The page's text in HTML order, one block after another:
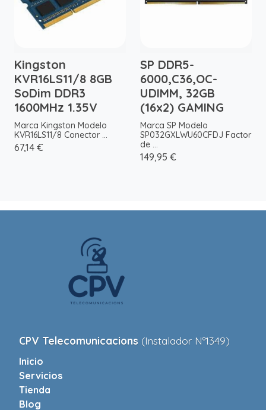
Kingston
KVR16LS11/8 8GB
SoDim DDR3
1600MHz 1.35V
Marca Kingston Modelo
KVR16LS11/8 Conector ...
67,14 €
SP DDR5-
6000,C36,OC-
UDIMM, 32GB
(16x2) GAMING
Marca SP Modelo
SP032GXLWU60CFDJ Factor
de ...
149,95 €
CPV Telecomunicacions (Instalador Nº1349)
Inicio
Servicios
Tienda
Blog